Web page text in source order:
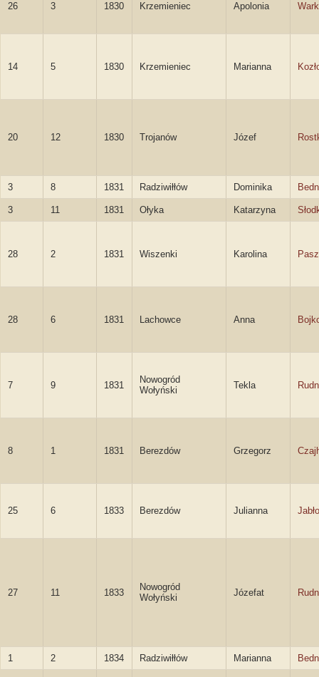
26 3 1830 Krzemieniec Apolonia
14 5 1830 Krzemieniec Marianna
20 12 1830 Trojanów Józef
3 8 1831 Radziwiłłów Dominika
3 11 1831 Ołyka Katarzyna
28 2 1831 Wiszenki Karolina
28 6 1831 Lachowce Anna
7 9 1831
Nowogród
Wołyński
Tekla
8 1 1831 Berezdów Grzegorz
25 6 1833 Berezdów Julianna
27 11 1833
Nowogród
Wołyński
Józefat
1 2 1834 Radziwiłłów Marianna